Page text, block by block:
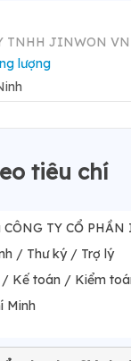
TNHH JINWON VN
lượng
tiêu chí
TY CỔ
/ Thư ký / Trợ lý
/ Kế toán / Kiểm
Minh